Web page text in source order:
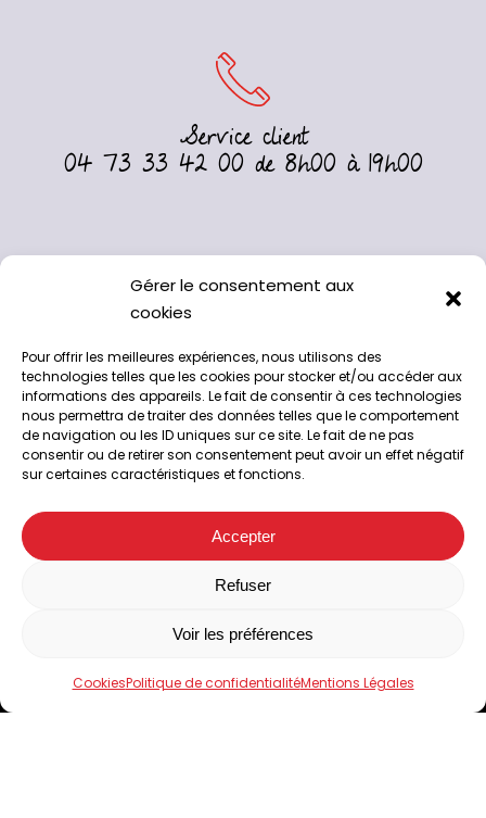
Gérer le consentement aux
cookies
Pour offrir les meilleures expériences, nous utilisons des
technologies telles que les cookies pour stocker et/ou accéder aux
informations des appareils. Le fait de consentir à ces technologies
nous permettra de traiter des données telles que le comportement
de navigation ou les ID uniques sur ce site. Le fait de ne pas
consentir ou de retirer son consentement peut avoir un effet négatif
sur certaines caractéristiques et fonctions.
Accepter
Refuser
Voir les préférences
CookiesPolitique de confidentialitéMentions Légales
Service client
04 73 33 42 00 de 8h00 à 19h00
A l’abattoir de Chappes, 63720
04 73 33 42 00
Suivez-nous sur Facebook
Facebook
Le Domaine de Limagne